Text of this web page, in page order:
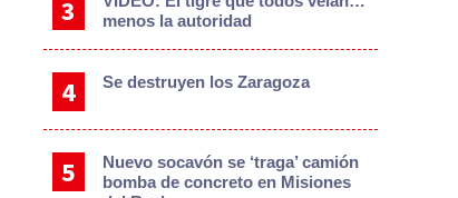
menos la autoridad
Se destruyen los Zaragoza
Nuevo socavón se ‘traga’ camión
bomba de concreto en Misiones